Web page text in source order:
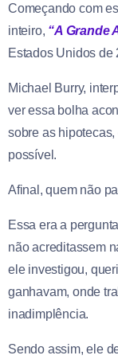
Começando com
inteiro, “A Grande
Estados Unidos de
Michael Burry,
ver essa bolha
sobre as
possível.
Afinal, quem não
Essa era a
não acreditassem
ele investigou,
ganhavam, onde
inadimplência.
Sendo assim, ele